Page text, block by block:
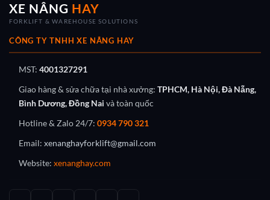
XE NÂNG HAY
FORKLIFT & WAREHOUSE SOLUTIONS
CÔNG TY TNHH XE NÂNG HAY
MST: 4001327291
Giao hàng & sửa chữa tại nhà xưởng: TPHCM, Hà Nội, Đà Nẵng,
Bình Dương, Đồng Nai và toàn quốc
Hotline & Zalo 24/7: 0934 790 321
Email: xenanghayforklift@gmail.com
Website: xenanghay.com